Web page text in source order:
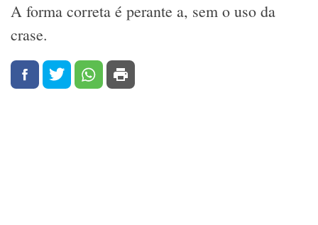
A forma correta é perante a, sem o uso da
crase.